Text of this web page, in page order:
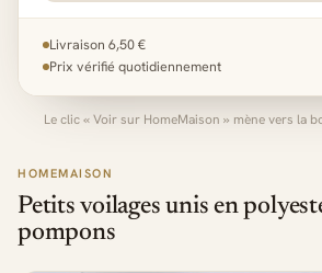
HOMEMAISON
Petits voilages unis en
pompons
Livraison 6,50 €
Prix vérifié quotidiennement
Le clic « Voir sur HomeMaison » mène vers la